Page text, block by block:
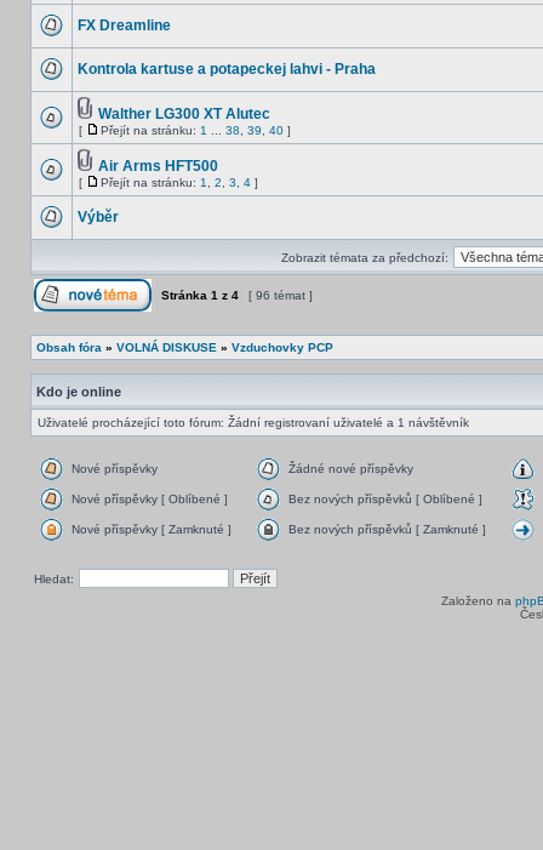
FX Dreamline
Kontrola kartuse a potapeckej lahvi - Praha
Walther LG300 XT Alutec
[ Přejít na stránku: 1 38 39 40 ]
Air Arms HFT500
[ Přejít na stránku: 1 2 3 4 ]
Výběr
Zobrazit témata za předchozí:
Stránka 1 z 4 [ 96 témat ]
Obsah fóra » VOLNÁ DISKUSE » Vzduchovky PCP
Kdo je online
Uživatelé procházející toto fórum: Žádní registrovaní uživatelé a 1 návštěvník
Nové příspěvky Žádné nové příspěvky
Nové příspěvky [ Oblíbené ] Bez nových příspěvků [ Oblíbené ]
Nové příspěvky [ Zamknuté ] Bez nových příspěvků [ Zamknuté ]
Hledat:
Založeno na